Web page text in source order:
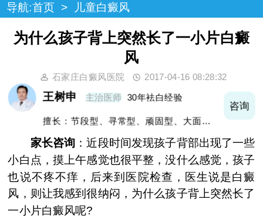
导航:首页 > 儿童白癜风
为什么孩子背上突然长了一小片白癜
风
石家庄白癜风医院 2017-04-16 08:28:32
王树申 主治医师 30年袪白经验
擅长：节段型、寻常型、顽固型、大面积白
咨询
家长咨询 ：近段时间发现孩子背部出现了一些
小白点，摸上午感觉也很平整，没什么感觉，孩子
也说不疼不痒，后来到医院检查，医生说是白癜
风，则让我感到很纳闷，为什么孩子背上突然长了
一小片白癜风呢?